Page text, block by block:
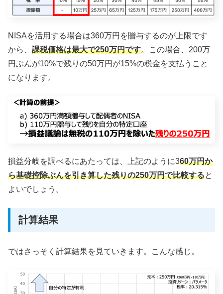
NISAを活用する場合は360万円を贈与するのが上限です
から、 課税価格は最大で250万円です。この場合、200万
円ぶんが10%で残りの50万円が15%の税金を支払うこと
になります。
損益分岐を調べるにあたっては、上記のように360万円か
ら基礎控除ぶんを引き算した残りの250万円で比較すると
よいでしょう。
計算結果
ではさっそく計算結果を見ていきます。こんな感じ。